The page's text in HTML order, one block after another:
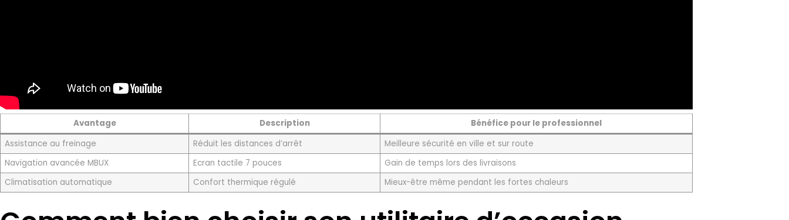
Avantage Description
Bénéfice pour le professionnel
Assistance au freinage
Réduit les distances d’arrêt
Meilleure sécurité en ville et sur route
Navigation avancée MBUX
Ecran tactile 7 pouces
Gain de temps lors des livraisons
Climatisation automatique
Confort thermique régulé Mieux-être même pendant les fortes chaleurs